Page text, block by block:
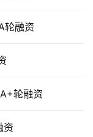
轮融资
轮融资
资